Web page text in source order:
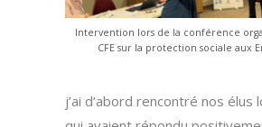
Intervention lors de la conférence
CFE sur la protection sociale aux
j’ai d’abord rencontré nos